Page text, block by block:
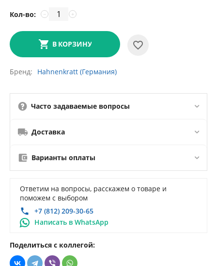
Кол-во: +
−
В КОРЗИНУ
Бренд Hahnenkratt (Германия)
Часто задаваемые вопросы
Доставка
Варианты оплаты
Ответим на вопросы, расскажем о товаре и
поможем с выбором
+7 (812) 209-30-65
Написать в WhatsApp
Поделиться с коллегой: